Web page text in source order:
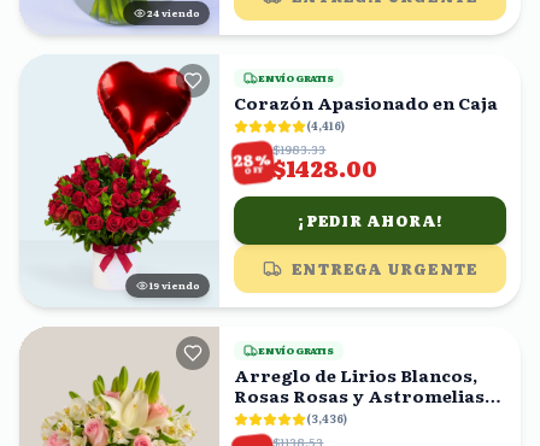
24 viendo
19 viendo
ENVÍO GRATIS
Corazón Apasionado en Caja
(4,416)
28%
OFF
$1983.33
$1428.00
¡PEDIR AHORA!
ENTREGA URGENTE
ENVÍO GRATIS
Arreglo de Lirios Blancos,
Rosas Rosas y Astromelias
en Florero
(3,436)
$1138.53